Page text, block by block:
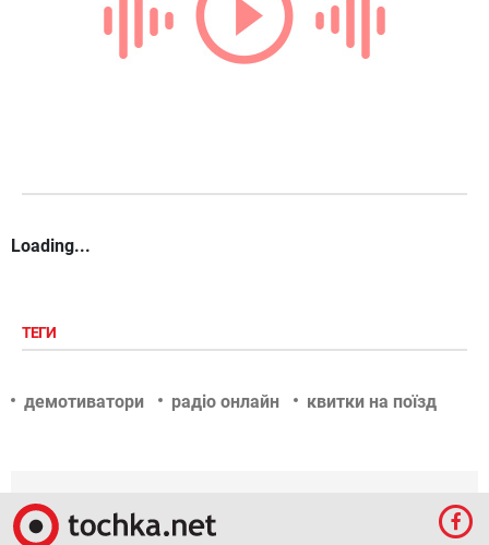
Loading...
ТЕГИ
демотиватори радіо онлайн квитки на поїзд